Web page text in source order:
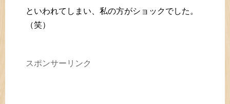
といわれてしまい、私の方がショックでした。
（笑）
スポンサーリンク